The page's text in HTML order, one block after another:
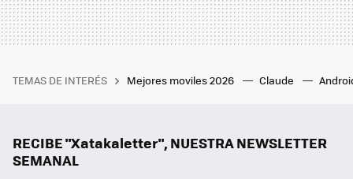
TEMAS DE INTERÉS Mejores moviles 2026 Claude
RECIBE "Xatakaletter", NUESTRA NEWSLETTER
SEMANAL